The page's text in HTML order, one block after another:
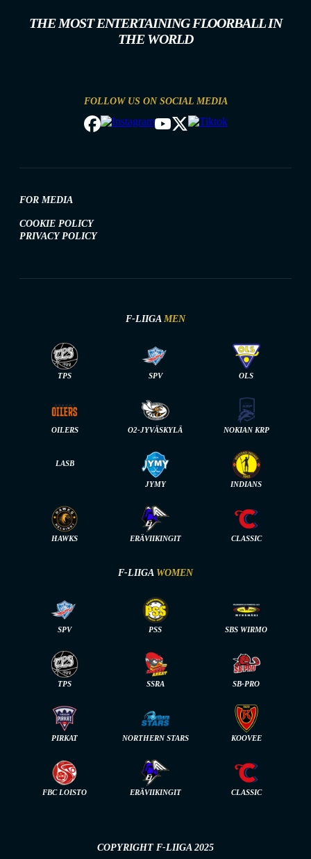
THE MOST ENTERTAINING FLOORBALL IN
THE WORLD
FOLLOW US ON SOCIAL MEDIA
FOR MEDIA
COOKIE POLICY
PRIVACY POLICY
F-LIIGA MEN
TPS SPV OLS
OILERS O2-JYVÄSKYLÄ NOKIAN KRP
LASB
JYMY INDIANS
HAWKS ERÄVIIKINGIT CLASSIC
F-LIIGA WOMEN
SPV PSS SBS WIRMO
TPS SSRA SB-PRO
PIRKAT NORTHERN STARS KOOVEE
FBC LOISTO ERÄVIIKINGIT CLASSIC
COPYRIGHT F-LIIGA 2025